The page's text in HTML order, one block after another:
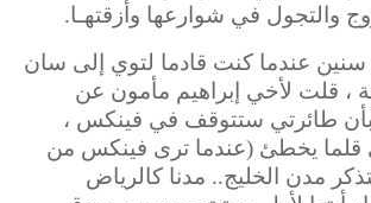
والتجول في شوارعها وأزقتهـا.
سنين عندما كنت قادما لتوي إلى سان
، قلت لأخي إبراهيم مأمون عن
طائرتي ستتوقف في فينكس ،
قلما يخطئ (عندما ترى فينكس من
مدن الخليج.. مدنا كالرياض